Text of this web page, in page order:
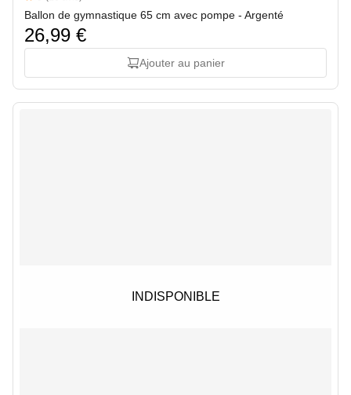
Ballon de gymnastique 65 cm avec pompe - Argenté
26,99 €
Ajouter au panier
INDISPONIBLE
INDISPONIBLE